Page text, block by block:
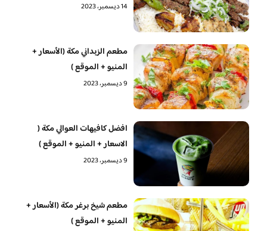
14 ديسمبر، 2023
مطعم الزبداني مكة (الأسعار +
المنيو + الموقع )
9 ديسمبر، 2023
افضل كافيهات العوالي مكة (
الاسعار + المنيو + الموقع )
9 ديسمبر، 2023
مطعم شيخ برغر مكة (الأسعار +
المنيو + الموقع )